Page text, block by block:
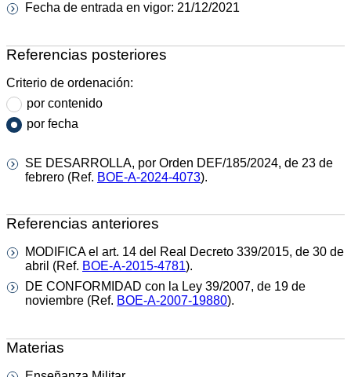
Fecha de entrada en vigor: 21/12/2021
Referencias posteriores
Criterio de ordenación:
por contenido
por fecha
SE DESARROLLA, por Orden DEF/185/2024, de 23 de
febrero (Ref. BOE-A-2024-4073).
Referencias anteriores
MODIFICA el art. 14 del Real Decreto 339/2015, de 30 de
abril (Ref. BOE-A-2015-4781).
DE CONFORMIDAD con la Ley 39/2007, de 19 de
noviembre (Ref. BOE-A-2007-19880).
Materias